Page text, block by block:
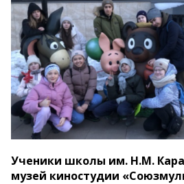
Ученики школы им. Н.М.
музей киностудии